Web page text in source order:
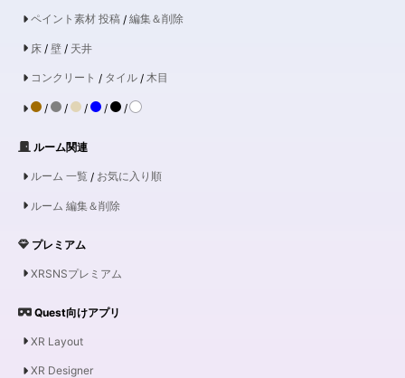
ペイント素材 投稿 / 編集＆削除
床 / 壁 / 天井
コンクリート / タイル / 木目
/ / / / /
ルーム関連
ルーム 一覧 / お気に入り順
ルーム 編集＆削除
プレミアム
XRSNSプレミアム
Quest向けアプリ
XR Layout
XR Designer